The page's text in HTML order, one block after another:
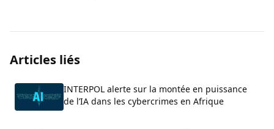
Articles liés
INTERPOL alerte sur la montée en puissance
de l’IA dans les cybercrimes en Afrique